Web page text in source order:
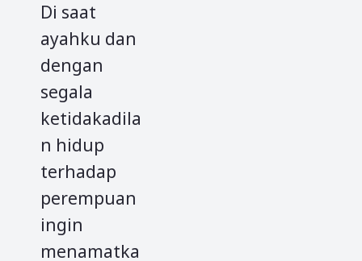
Di saat
ayahku dan
dengan
segala
ketidakadila
n hidup
terhadap
perempuan
ingin
menamatka